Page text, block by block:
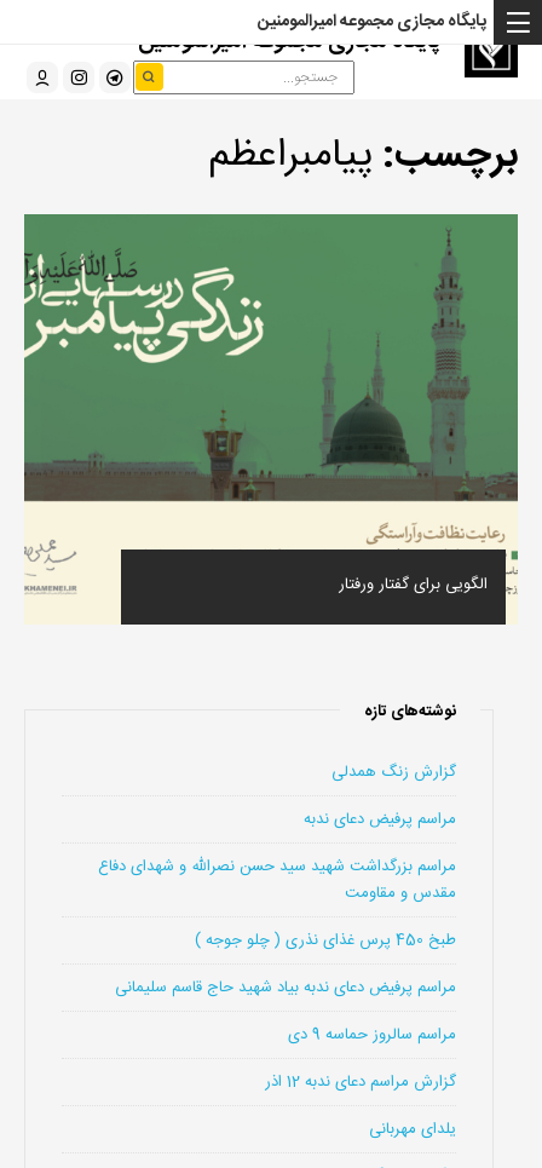
پایگاه مجازی مجموعه امیرالمومنین
پایگاه مجازی مجموعه امیرالمومنین
برچسب: پیامبراعظم
الگویی برای گفتار ورفتار
نوشته‌های تازه
گزارش زنگ همدلی
مراسم پرفیض دعای ندبه
مراسم بزرگداشت شهید سید حسن نصرالله و شهدای دفاع
مقدس و مقاومت
طبخ 450 پرس غذای نذری ( چلو جوجه )
مراسم پرفیض دعای ندبه بیاد شهید حاج قاسم سلیمانی
مراسم سالروز حماسه 9 دی
گزارش مراسم دعای ندبه 12 اذر
یلدای مهربانی